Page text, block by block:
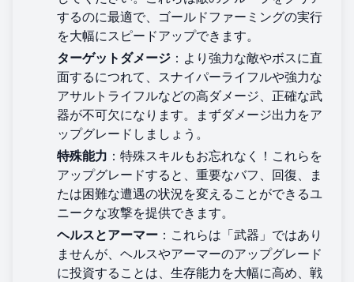
するのに最適で、ゴールドファーミングの実行
を大幅にスピードアップできます。
ターゲットダメージ ：より強力な敵やボスに直
面するにつれて、スナイパーライフルや強力な
アサルトライフルなどの高ダメージ、正確な武
器が不可欠になります。まずダメージ出力をア
ップグレードしましょう。
特殊能力 ：特殊スキルもお忘れなく！これらを
アップグレードすると、重要なバフ、回復、ま
たは困難な遭遇の状況を変えることができるユ
ニークな攻撃を提供できます。
ヘルスとアーマー ：これらは「武器」ではあり
ませんが、ヘルスやアーマーのアップグレード
に投資することは、生存能力を大幅に高め、戦